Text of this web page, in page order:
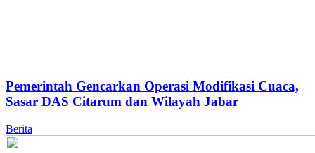
Pemerintah Gencarkan Operasi Modifikasi Cuaca,
Sasar DAS Citarum dan Wilayah Jabar
Berita